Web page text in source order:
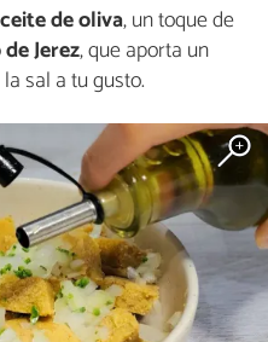
de oliva, un toque de
Jerez, que aporta un
sal a tu gusto.